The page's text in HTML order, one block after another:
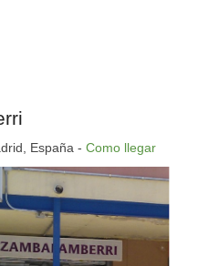
España - Como llegar